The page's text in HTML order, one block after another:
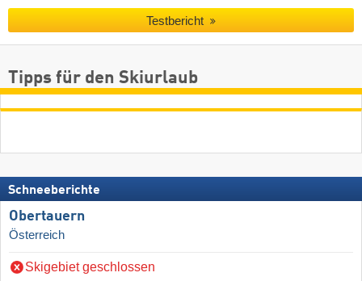
Testbericht
Tipps für den Skiurlaub
Schneeberichte
Obertauern
Österreich
Skigebiet geschlossen